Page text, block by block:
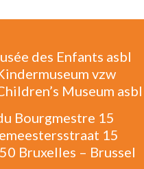
des Enfants asbl
vzw
Museum asbl
Bourgmestre 15
15
Bruxelles – Brussel